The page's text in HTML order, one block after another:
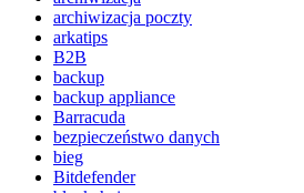
archiwizacja poczty
arkatips
B2B
backup
backup appliance
Barracuda
bezpieczeństwo danych
bieg
Bitdefender